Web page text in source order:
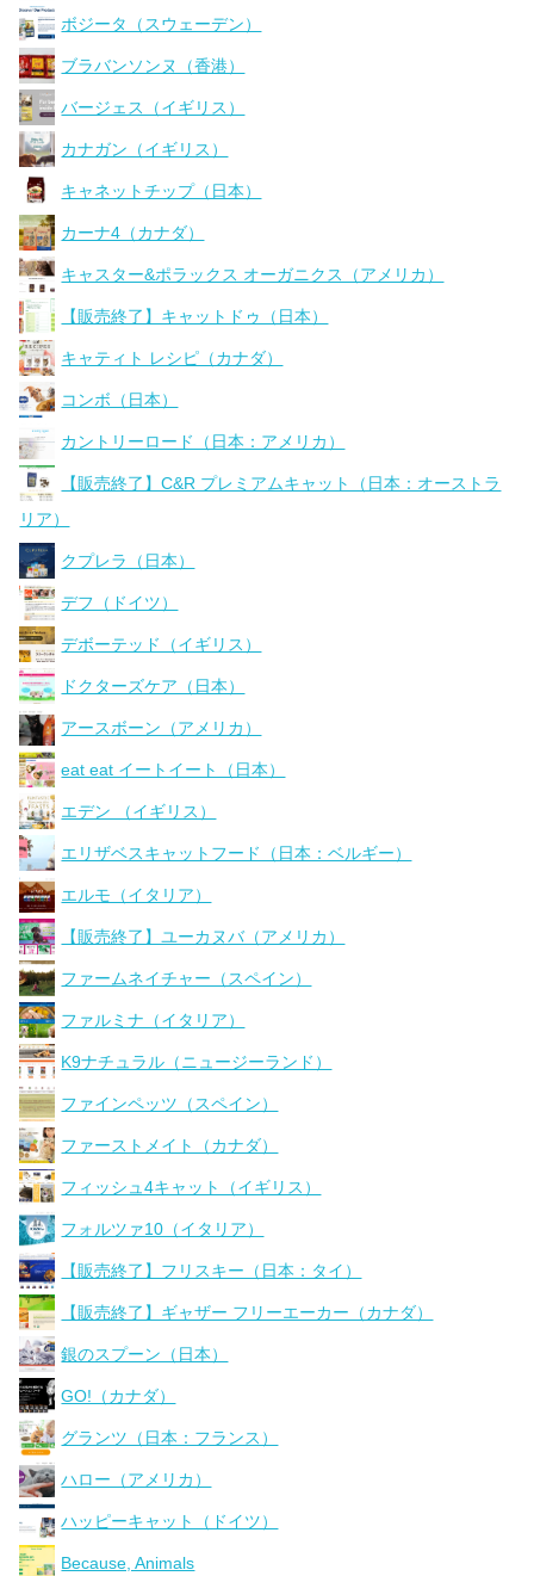
ボジータ（スウェーデン）
ブラバンソンヌ（香港）
バージェス（イギリス）
カナガン（イギリス）
キャネットチップ（日本）
カーナ4（カナダ）
キャスター&ポラックス オーガニクス（アメリカ）
【販売終了】キャットドゥ（日本）
キャティト レシピ（カナダ）
コンボ（日本）
カントリーロード（日本：アメリカ）
【販売終了】C&R プレミアムキャット（日本：オーストラ
リア）
クプレラ（日本）
デフ（ドイツ）
デボーテッド（イギリス）
ドクターズケア（日本）
アースボーン（アメリカ）
eat eat イートイート（日本）
エデン （イギリス）
エリザベスキャットフード（日本：ベルギー）
エルモ（イタリア）
【販売終了】ユーカヌバ（アメリカ）
ファームネイチャー（スペイン）
ファルミナ（イタリア）
K9ナチュラル（ニュージーランド）
ファインペッツ（スペイン）
ファーストメイト（カナダ）
フィッシュ4キャット（イギリス）
フォルツァ10（イタリア）
【販売終了】フリスキー（日本：タイ）
【販売終了】ギャザー フリーエーカー（カナダ）
銀のスプーン（日本）
GO!（カナダ）
グランツ（日本：フランス）
ハロー（アメリカ）
ハッピーキャット（ドイツ）
Because, Animals